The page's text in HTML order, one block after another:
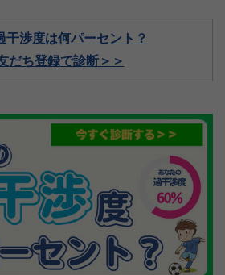
干渉度は何パーセント？
だち登録で診断＞＞